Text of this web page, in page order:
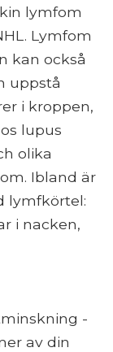
lymfom
Lymfom
kan också
uppstå
i kroppen,
lupus
olika
Ibland är
lymfkörtel:
i nacken,
-
av din